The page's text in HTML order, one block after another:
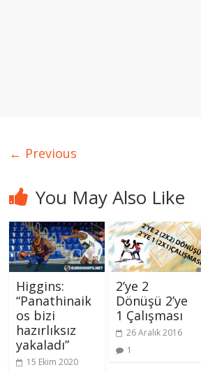
← Previous
You May Also Like
Higgins:
“Panathinaik
os bizi
hazırlıksız
yakaladı”
15 Ekim 2020
2’ye 2
Dönüşü 2’ye
1 Çalışması
26 Aralık 2016
1